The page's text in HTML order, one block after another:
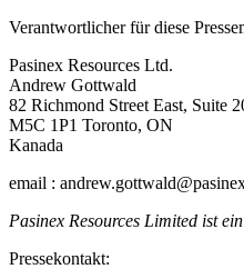
Verantwortlicher für diese
Pasinex Resources Ltd.
Andrew Gottwald
82 Richmond Street East, Suite
M5C 1P1 Toronto, ON
Kanada
email :
Pasinex Resources Limited ist
Pressekontakt: